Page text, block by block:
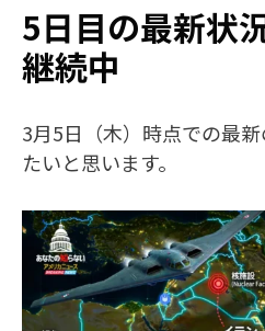
5日目の最新状
継続中
3月5日（木）時点での最
たいと思います。